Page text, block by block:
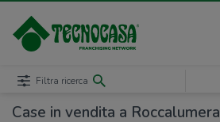
Case in vendita a Roccalumera
Filtra ricerca